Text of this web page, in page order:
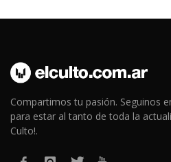
Compartimos tu pasión. Seguinos
para estar al tanto de toda la
Culto!.